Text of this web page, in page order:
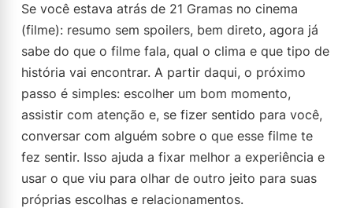
Se você estava atrás de 21 Gramas no cinema
(filme): resumo sem spoilers, bem direto, agora já
sabe do que o filme fala, qual o clima e que tipo de
história vai encontrar. A partir daqui, o próximo
passo é simples: escolher um bom momento,
assistir com atenção e, se fizer sentido para você,
conversar com alguém sobre o que esse filme te
fez sentir. Isso ajuda a fixar melhor a experiência e
usar o que viu para olhar de outro jeito para suas
próprias escolhas e relacionamentos.